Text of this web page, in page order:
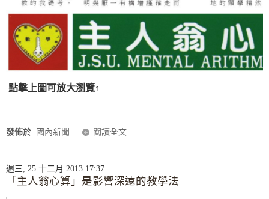
點擊上圖可放大瀏覽↑
發佈於 國內新聞 閱讀全文
週三, 25 十二月 2013 17:37
「主人翁心算」是影響深遠的教學法